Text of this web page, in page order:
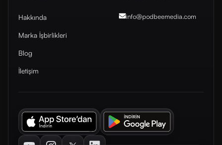
Hakkında
Marka İşbirlikleri
Blog
İletişim
info@podbeemedia.com